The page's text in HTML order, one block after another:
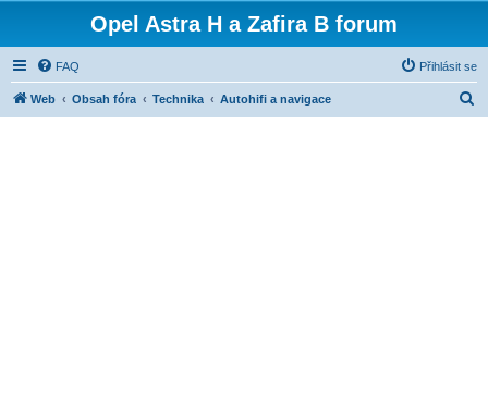
Opel Astra H a Zafira B forum
FAQ Přihlásit se
Web Obsah fóra Technika Autohifi a navigace